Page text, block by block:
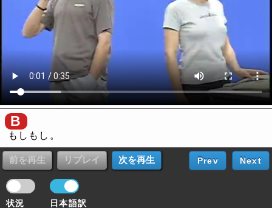
B
もしもし。
状況 日本語訳
Prev Next